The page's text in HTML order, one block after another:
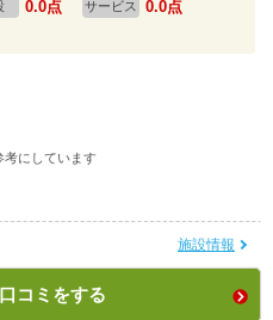
0.0点 サービス 0.0点
考にしています
施設情報
コミをする